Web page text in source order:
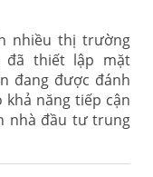
nhiều thị trường
đã thiết lập mặt
đang được đánh
năng tiếp cận
nhà đầu tư trung